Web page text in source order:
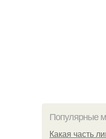
Популярные
Какая часть